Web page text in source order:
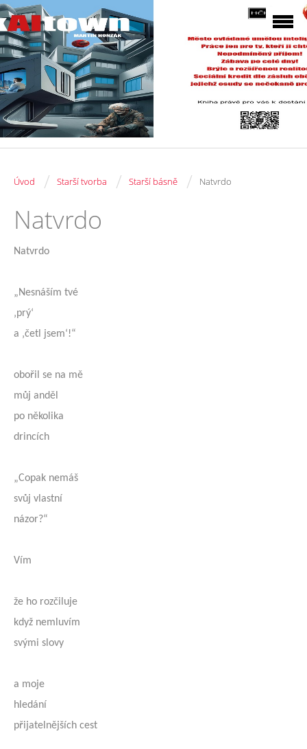
Úvod / Starší tvorba / Starší básně / Natvrdo
Natvrdo
Natvrdo
„Nesnáším tvé
‚prý‘
a ‚četl jsem‘!“
obořil se na mě
můj anděl
po několika
drincích
„Copak nemáš
svůj vlastní
názor?“
Vím
že ho rozčiluje
když nemluvím
svými slovy
a moje
hledání
přijatelnějších cest